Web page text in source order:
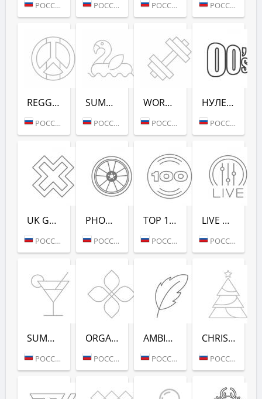
РОССИЯ (МОСКВА) РОССИЯ (МОСКВА) РОССИЯ (МОСКВА) РОССИЯ (МОСКВА)
REGGAE - РАДИО РЕКОРД
РОССИЯ (МОСКВА)
SUMMER LOUNGE - РАДИО РЕКОРД
РОССИЯ (МОСКВА)
WORKOUT - РАДИО РЕКОРД
РОССИЯ (МОСКВА)
НУЛЕВЫХ (РАДИО РЕКОРД)
РОССИЯ (САНКТ-ПЕТЕРБУРГ)
UK GARAGE (РАДИО РЕКОРД)
РОССИЯ (МОСКВА)
PHONK (РАДИО РЕКОРД)
РОССИЯ (МОСКВА)
TOP 100 EDM (РАДИО РЕКОРД)
РОССИЯ (МОСКВА)
LIVE DJ-SETS (РАДИО РЕКОРД)
РОССИЯ (МОСКВА)
SUMMER DANCE (РАДИО РЕКОРД)
РОССИЯ (МОСКВА)
ORGANIC (РАДИО РЕКОРД)
РОССИЯ (МОСКВА)
AMBIENT (РАДИО РЕКОРД)
РОССИЯ (МОСКВА)
CHRISTMAS (РАДИО РЕКОРД)
РОССИЯ (МОСКВА)